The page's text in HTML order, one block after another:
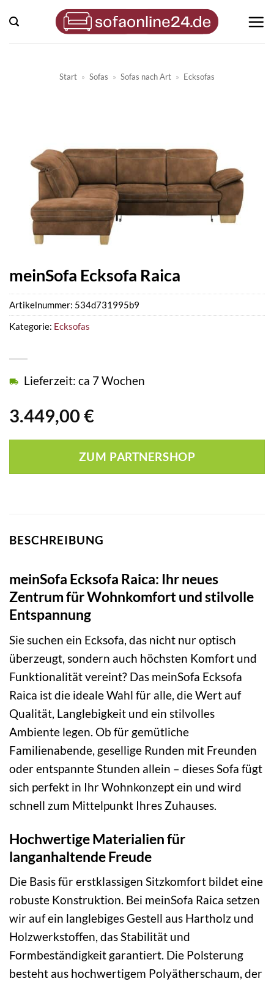
Inhalt
springen
Start » Sofas » Sofas nach Art » Ecksofas
meinSofa Ecksofa Raica
3.449,00 €
Lieferzeit: ca 7 Wochen
ZUM PARTNERSHOP
Artikelnummer: 534d731995b9
Kategorie: Ecksofas
BESCHREIBUNG
meinSofa Ecksofa Raica: Ihr neues
Zentrum für Wohnkomfort und stilvolle
Entspannung
Sie suchen ein Ecksofa, das nicht nur optisch
überzeugt, sondern auch höchsten Komfort und
Funktionalität vereint? Das meinSofa Ecksofa
Raica ist die ideale Wahl für alle, die Wert auf
Qualität, Langlebigkeit und ein stilvolles
Ambiente legen. Ob für gemütliche
Familienabende, gesellige Runden mit Freunden
oder entspannte Stunden allein – dieses Sofa fügt
sich perfekt in Ihr Wohnkonzept ein und wird
schnell zum Mittelpunkt Ihres Zuhauses.
Hochwertige Materialien für
langanhaltende Freude
Die Basis für erstklassigen Sitzkomfort bildet eine
robuste Konstruktion. Bei meinSofa Raica setzen
wir auf ein langlebiges Gestell aus Hartholz und
Holzwerkstoffen, das Stabilität und
Formbeständigkeit garantiert. Die Polsterung
besteht aus hochwertigem Polyätherschaum, der